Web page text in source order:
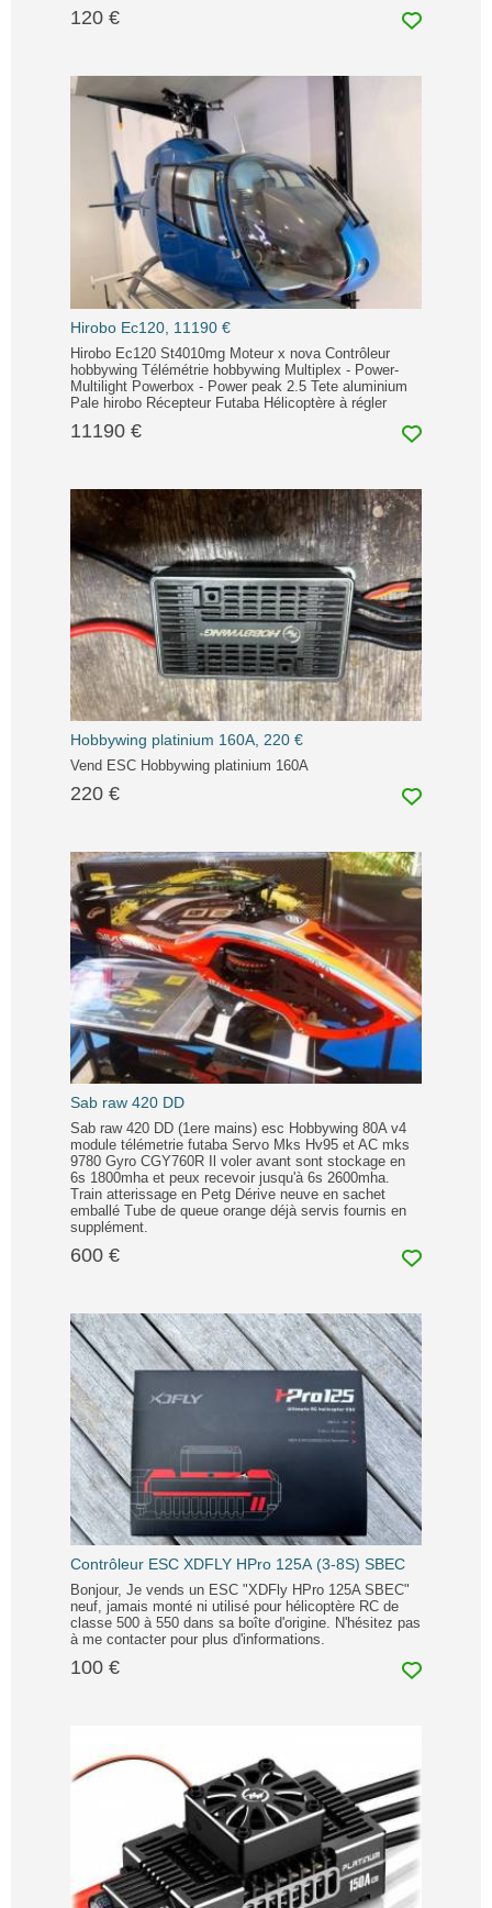
120 €
Hirobo Ec120, 11190 €
Hirobo Ec120 St4010mg Moteur x nova Contrôleur
hobbywing Télémétrie hobbywing Multiplex - Power-
Multilight Powerbox - Power peak 2.5 Tete aluminium
Pale hirobo Récepteur Futaba Hélicoptère à régler
11190 €
Hobbywing platinium 160A, 220 €
Vend ESC Hobbywing platinium 160A
220 €
Sab raw 420 DD
Sab raw 420 DD (1ere mains) esc Hobbywing 80A v4
module télémetrie futaba Servo Mks Hv95 et AC mks
9780 Gyro CGY760R Il voler avant sont stockage en
6s 1800mha et peux recevoir jusqu'à 6s 2600mha.
Train atterissage en Petg Dérive neuve en sachet
emballé Tube de queue orange déjà servis fournis en
supplément.
600 €
Contrôleur ESC XDFLY HPro 125A (3-8S) SBEC
Bonjour, Je vends un ESC "XDFly HPro 125A SBEC"
neuf, jamais monté ni utilisé pour hélicoptère RC de
classe 500 à 550 dans sa boîte d'origine. N'hésitez pas
à me contacter pour plus d'informations.
100 €